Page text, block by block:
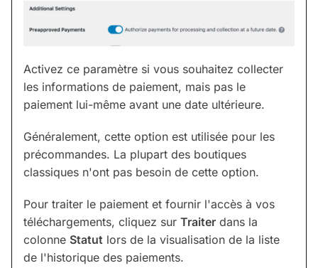
Activez ce paramètre si vous souhaitez collecter
les informations de paiement, mais pas le
paiement lui-même avant une date ultérieure.
Généralement, cette option est utilisée pour les
précommandes. La plupart des boutiques
classiques n'ont pas besoin de cette option.
Pour traiter le paiement et fournir l'accès à vos
téléchargements, cliquez sur Traiter dans la
colonne Statut lors de la visualisation de la liste
de l'historique des paiements.